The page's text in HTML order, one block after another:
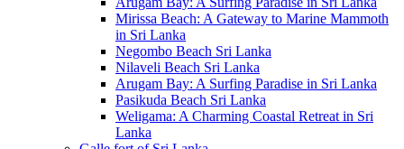
Mirissa Beach: A Gateway to Marine Mammoth
in Sri Lanka
Negombo Beach Sri Lanka
Nilaveli Beach Sri Lanka
Arugam Bay: A Surfing Paradise in Sri Lanka
Pasikuda Beach Sri Lanka
Weligama: A Charming Coastal Retreat in Sri
Lanka